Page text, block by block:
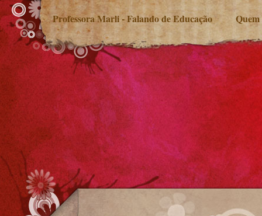
Professora Marli - Falando de Educação Quem
MURAL DE RECADOS